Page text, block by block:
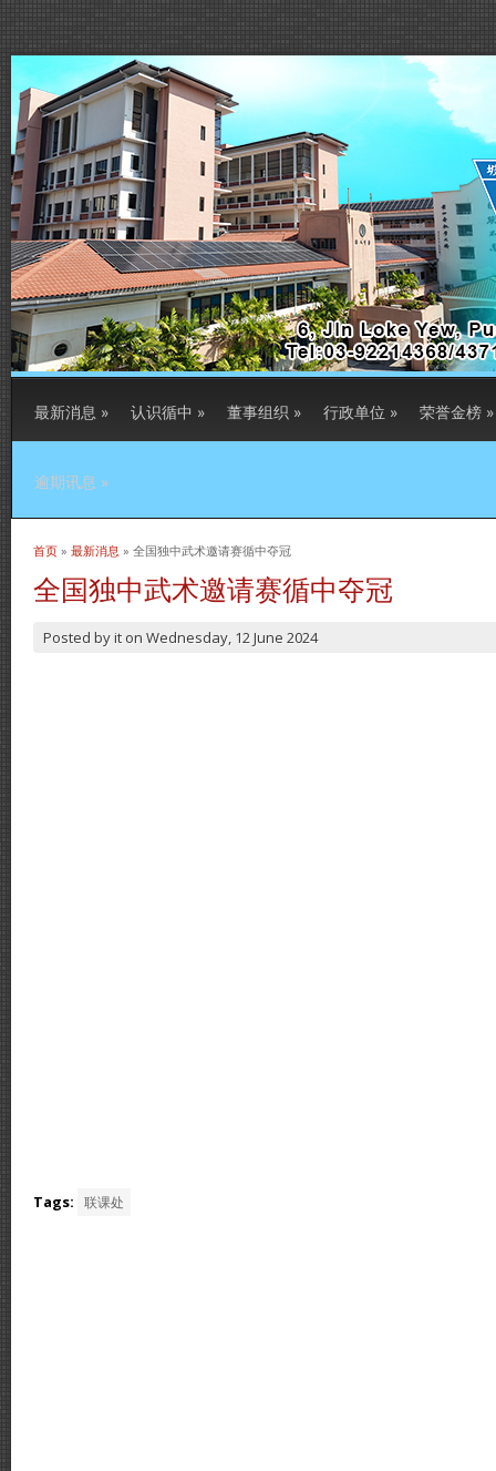
最新消息 » 认识循中 » 董事组织 » 行政单位 » 荣誉金榜 »
逾期讯息 »
当前位置
首页 » 最新消息 » 全国独中武术邀请赛循中夺冠
全国独中武术邀请赛循中夺冠
Posted byit on Wednesday, 12 June 2024
Tags: 联课处